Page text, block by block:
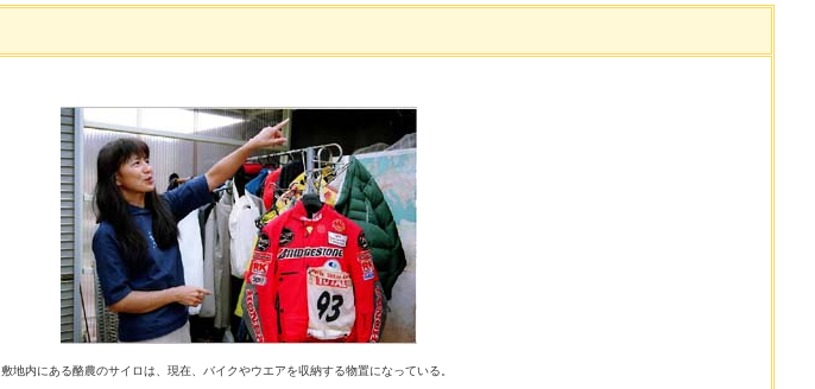
敷地内にある酪農のサイロは、現在、バイクやウエアを収納する物置になっている。